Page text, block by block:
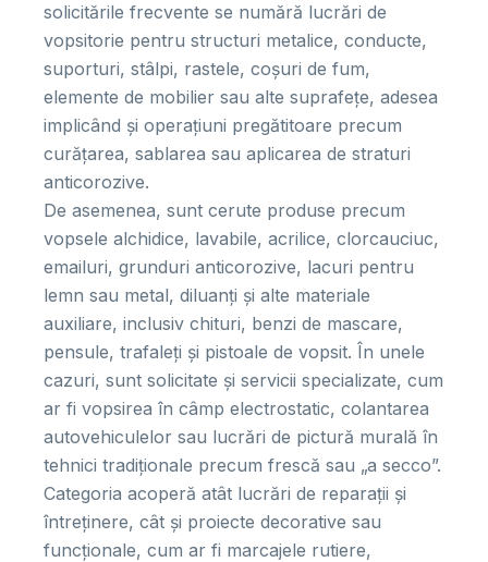
solicitările frecvente se numără lucrări de
vopsitorie pentru structuri metalice, conducte,
suporturi, stâlpi, rastele, coșuri de fum,
elemente de mobilier sau alte suprafețe, adesea
implicând și operațiuni pregătitoare precum
curățarea, sablarea sau aplicarea de straturi
anticorozive.
De asemenea, sunt cerute produse precum
vopsele alchidice, lavabile, acrilice, clorcauciuc,
emailuri, grunduri anticorozive, lacuri pentru
lemn sau metal, diluanți și alte materiale
auxiliare, inclusiv chituri, benzi de mascare,
pensule, trafaleți și pistoale de vopsit. În unele
cazuri, sunt solicitate și servicii specializate, cum
ar fi vopsirea în câmp electrostatic, colantarea
autovehiculelor sau lucrări de pictură murală în
tehnici tradiționale precum frescă sau „a secco”.
Categoria acoperă atât lucrări de reparații și
întreținere, cât și proiecte decorative sau
funcționale, cum ar fi marcajele rutiere,